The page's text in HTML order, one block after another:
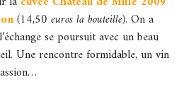
(14,50 euros la bouteille). On a
se poursuit avec un beau
Une rencontre formidable, un vin